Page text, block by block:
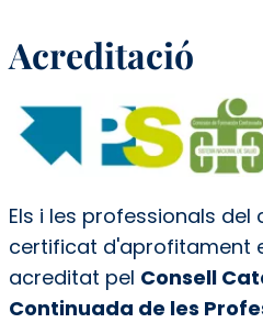
Acreditació
Els i les professionals del
certificat d'aprofitament
acreditat pel Consell
Continuada de les